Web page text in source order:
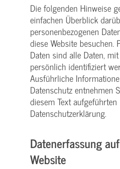
Die folgenden Hinweise
einfachen Überblick
personenbezogenen
diese Website besuchen.
Daten sind alle Daten,
persönlich identifiziert
Ausführliche
Datenschutz entnehmen
diesem Text aufgeführten
Datenschutzerklärung.
Datenerfassung
Website